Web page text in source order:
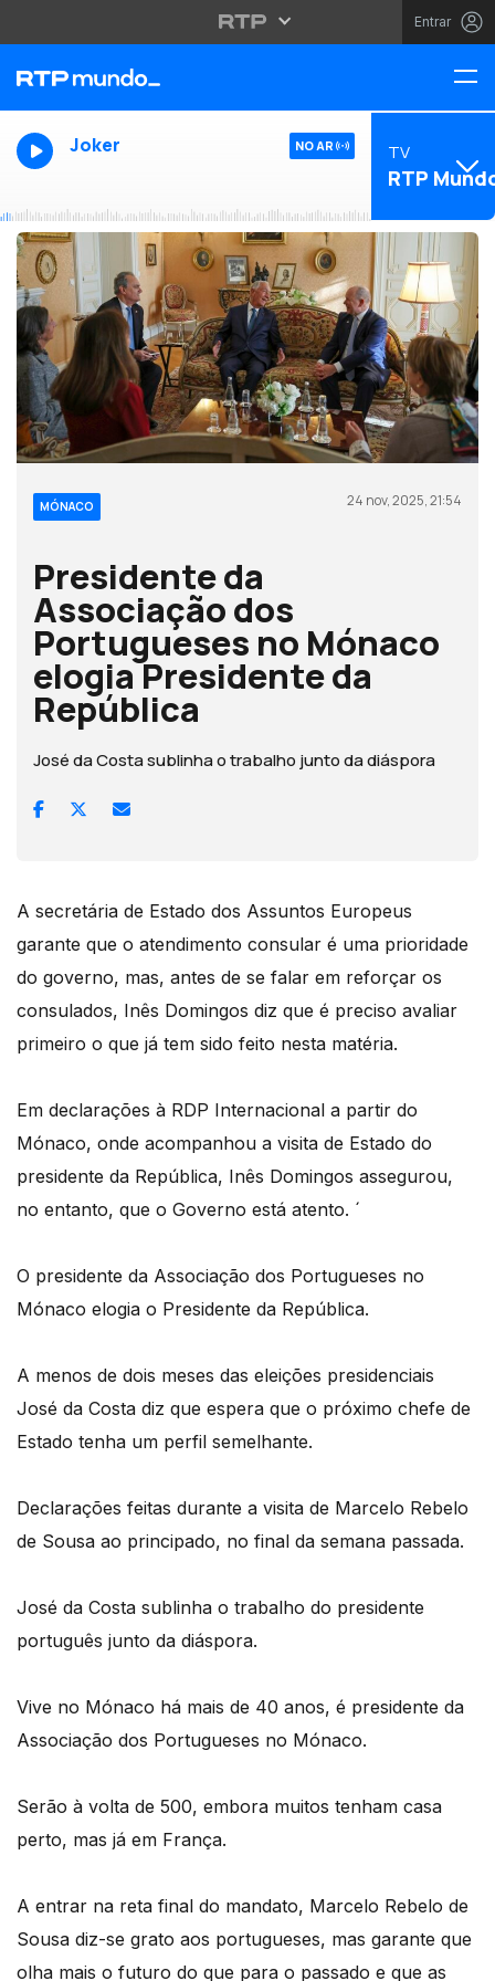
Entrar
Joker NO AR TV
RTP
MÓNACO 24 nov, 2025, 21:54
Presidente da
Associação dos
Portugueses no Mónaco
elogia Presidente da
República
José da Costa sublinha o trabalho junto da diáspora
A secretária de Estado dos Assuntos Europeus
garante que o atendimento consular é uma prioridade
do governo, mas, antes de se falar em reforçar os
consulados, Inês Domingos diz que é preciso avaliar
primeiro o que já tem sido feito nesta matéria.
Em declarações à RDP Internacional a partir do
Mónaco, onde acompanhou a visita de Estado do
presidente da República, Inês Domingos assegurou,
no entanto, que o Governo está atento. ´
O presidente da Associação dos Portugueses no
Mónaco elogia o Presidente da República.
A menos de dois meses das eleições presidenciais
José da Costa diz que espera que o próximo chefe de
Estado tenha um perfil semelhante.
Declarações feitas durante a visita de Marcelo Rebelo
de Sousa ao principado, no final da semana passada.
José da Costa sublinha o trabalho do presidente
português junto da diáspora.
Vive no Mónaco há mais de 40 anos, é presidente da
Associação dos Portugueses no Mónaco.
Serão à volta de 500, embora muitos tenham casa
perto, mas já em França.
A entrar na reta final do mandato, Marcelo Rebelo de
Sousa diz-se grato aos portugueses, mas garante que
olha mais o futuro do que para o passado e que as